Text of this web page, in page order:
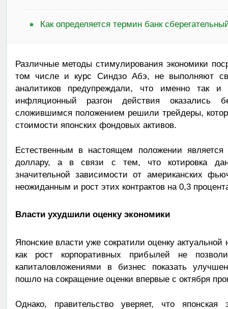
Как определяется термин банк
Различные методы стимулирования экономики
том числе и курс Синдзо Абэ, не выполняют
аналитиков предупреждали, что именно так и
инфляционный разгон действия оказались
сложившимся положением решили трейдеры,
стоимости японских фондовых активов.
Естественным в настоящем положении
доллару, а в связи с тем, что котировка
значительной зависимости от американских
неожиданным и рост этих контрактов на 0,3
Власти ухудшили оценку экономики
Японские власти уже сократили оценку актуальной
как рост корпоративных прибылей не
капиталовложениями в бизнес показать
пошло на сокращение оценки впервые с октября
Однако, правительство уверяет, что японская